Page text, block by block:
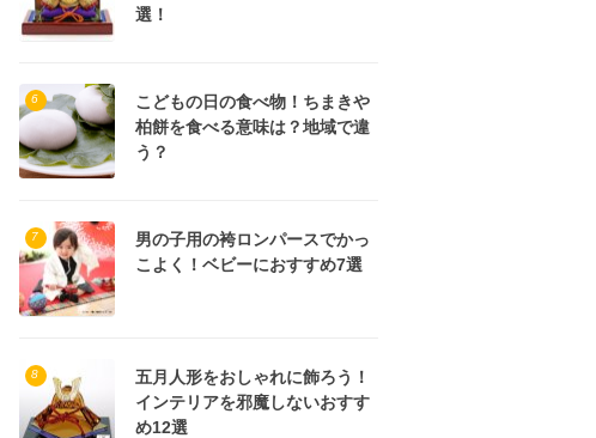
選！
6
こどもの日の食べ物！ちまきや
柏餅を食べる意味は？地域で違
う？
7
男の子用の袴ロンパースでかっ
こよく！ベビーにおすすめ7選
8
五月人形をおしゃれに飾ろう！
インテリアを邪魔しないおすす
め12選